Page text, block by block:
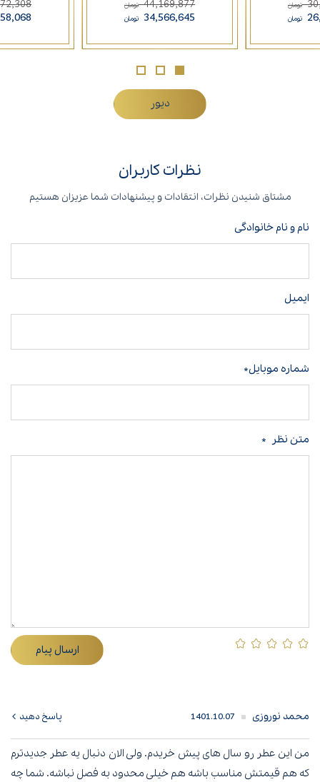
تومان
تومان
44,169,877 تومان
34,566,645 تومان
دیور
نظرات کاربران
مشتاق شنیدن نظرات، انتقادات و پیشنهادات شما عزیزان هستیم
نام و نام خانوادگی
ایمیل
شماره موبایل*
متن نظر *
ارسال پیام
محمد نوروزی 1401.10.07 پاسخ دهید
من این عطر رو سال های پیش خریدم. ولی الان دنبال یه عطر جدیدترم
که هم قیمتش مناسب باشه هم خیلی محدود به فصل نباشه. شما چه